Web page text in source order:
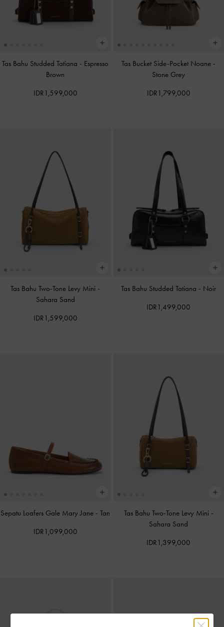
Tas Bahu Studded Tatiana - Espresso
Brown
IDR1,599,000
Tas Bucket Side-Pocket Noane -
Stone Grey
IDR1,799,000
Tas Bahu Two-Tone Levy Mini -
Sahara Sand
IDR1,599,000
Tas Bahu Studded Tatiana - Noir
IDR1,499,000
Sepatu Loafers Gale Mary Jane -Tan
IDR1,099,000
Tas Bahu Two-Tone Levy Mini -
Sahara Sand
IDR1,399,000